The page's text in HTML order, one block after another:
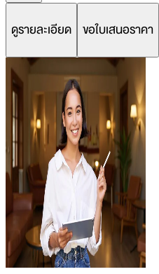
ดูรายละเอียด ขอใบเสนอราคา